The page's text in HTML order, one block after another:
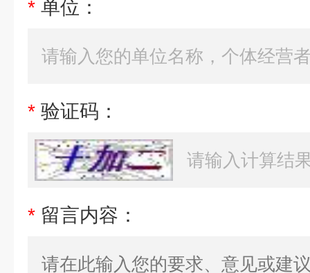
* 单位：
* 验证码：
* 留言内容：